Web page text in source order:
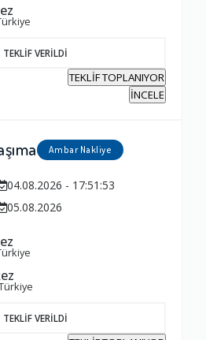
TEKLİF VERİLDİ
TEKLİF TOPLANIYOR
İNCELE
Ambar Nakliye
04.08.2026 - 17:51:53
05.08.2026
TEKLİF VERİLDİ